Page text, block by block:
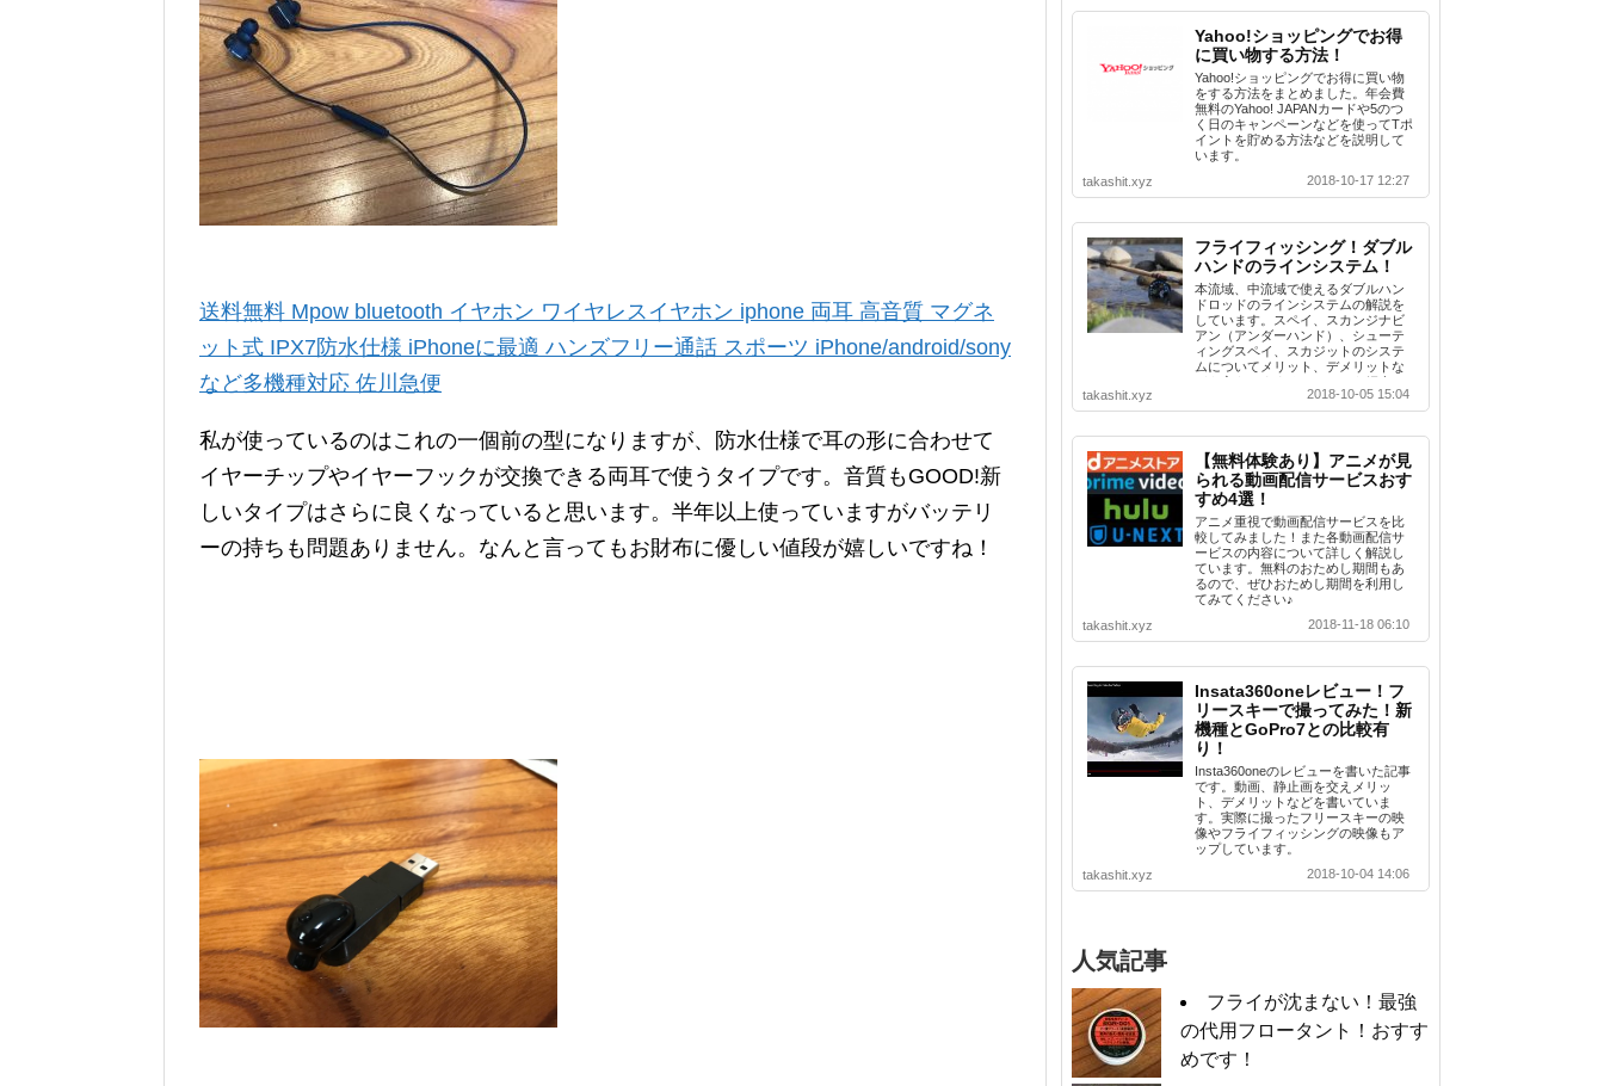
送料無料 Mpow bluetooth イヤホン ワイヤレスイヤホン iphone 両耳 高音質 マグネ
ット式 IPX7防水仕様 iPhoneに最適 ハンズフリー通話 スポーツ iPhone/android/sony
など多機種対応 佐川急便
私が使っているのはこれの一個前の型になりますが、防水仕様で耳の形に合わせて
イヤーチップやイヤーフックが交換できる両耳で使うタイプです。音質もGOOD!新
しいタイプはさらに良くなっていると思います。半年以上使っていますがバッテリ
ーの持ちも問題ありません。なんと言ってもお財布に優しい値段が嬉しいですね！
Yahoo!ショッピングでお得
に買い物する方法！
Yahoo!ショッピングでお得に買い物
をする方法をまとめました。年会費
無料のYahoo! JAPANカードや5のつ
く日のキャンペーンなどを使ってTポ
イントを貯める方法などを説明して
います。
takashit.xyz
2018-10-17 12:27
フライフィッシング！ダブル
ハンドのラインシステム！
本流域、中流域で使えるダブルハン
ドロッドのラインシステムの解説を
しています。スペイ、スカンジナビ
アン（アンダーハンド）、シューテ
ィングスペイ、スカジットのシステ
ムについてメリット、デメリットな
takashit.xyz
2018-10-05 15:04
【無料体験あり】アニメが見
られる動画配信サービスおす
すめ4選！
アニメ重視で動画配信サービスを比
較してみました！また各動画配信サ
ービスの内容について詳しく解説し
ています。無料のおためし期間もあ
るので、ぜひおためし期間を利用し
てみてください♪
takashit.xyz
2018-11-18 06:10
Insata360oneレビュー！フ
リースキーで撮ってみた！新
機種とGoPro7との比較有
り！
Insta360oneのレビューを書いた記事
です。動画、静止画を交えメリッ
ト、デメリットなどを書いていま
す。実際に撮ったフリースキーの映
像やフライフィッシングの映像もア
ップしています。
takashit.xyz
2018-10-04 14:06
人気記事
フライが沈まない！最強
の代用フロータント！おすす
めです！